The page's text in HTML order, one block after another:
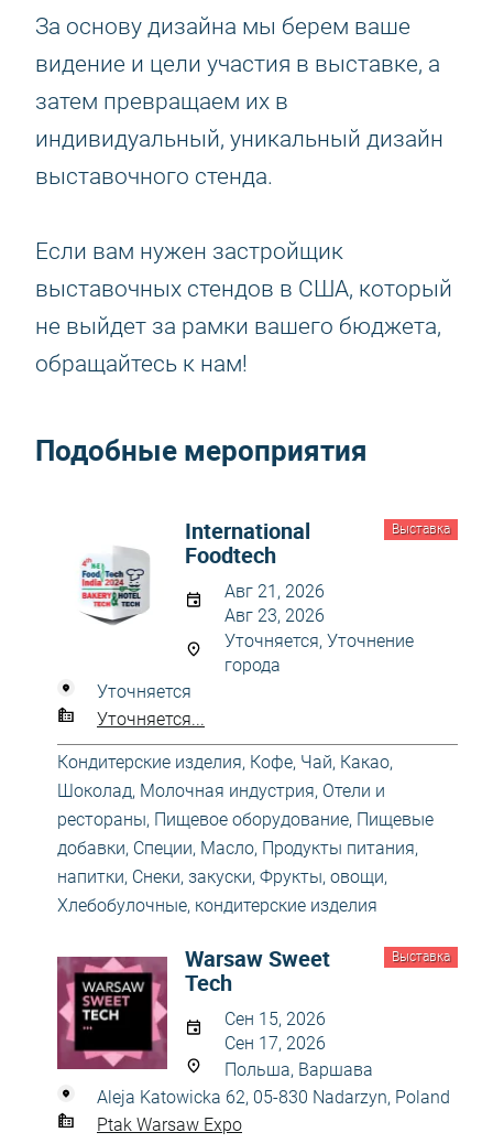
За основу дизайна мы берем ваше
видение и цели участия в выставке, а
затем превращаем их в
индивидуальный, уникальный дизайн
выставочного стенда.
Если вам нужен застройщик
выставочных стендов в США, который
не выйдет за рамки вашего бюджета,
обращайтесь к нам!
Подобные мероприятия
Выставка
International
Foodtech
Авг 21, 2026
Авг 23, 2026
Уточняется, Уточнение
города
Уточняется
Уточняется...
Кондитерские изделия, Кофе, Чай, Какао,
Шоколад, Молочная индустрия, Отели и
рестораны, Пищевое оборудование, Пищевые
добавки, Специи, Масло, Продукты питания,
напитки, Снеки, закуски, Фрукты, овощи,
Хлебобулочные, кондитерские изделия
Выставка
Warsaw Sweet
Tech
Сен 15, 2026
Сен 17, 2026
Польша, Варшава
Aleja Katowicka 62, 05-830 Nadarzyn, Poland
Ptak Warsaw Expo